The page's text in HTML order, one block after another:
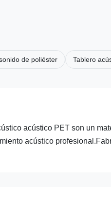
de poliéster Tablero
acústico PET son un
acústico